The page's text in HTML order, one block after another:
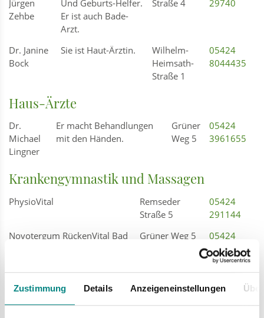
Zustimmung Details Anzeigeneinstellungen
Jürgen
Zehbe
Und Geburts-Helfer.
Er ist auch Bade-
Arzt.
Straße 4
29740
Dr. Janine
Bock
Sie ist Haut-Ärztin.
Wilhelm-
Heimsath-
Straße 1
05424
8044435
Haus-Ärzte
Dr.
Michael
Lingner
Er macht Behandlungen
mit den Händen.
Grüner
Weg 5
05424
3961655
Krankengymnastik und Massagen
PhysioVital
Remseder
Straße 5
05424
291144
Novotergum RückenVital Bad
Grüner Weg 5
05424
225922
Physio Bad Laer Jochen
Bürgener
Glandorfer
Straße 4
05424
Rücken Vital Zentrum Bad
Grüner Weg 5
05424